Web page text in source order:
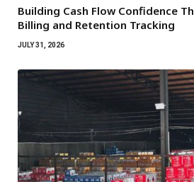
Building Cash Flow Confidence
Billing and Retention Tracking
JULY 31, 2026